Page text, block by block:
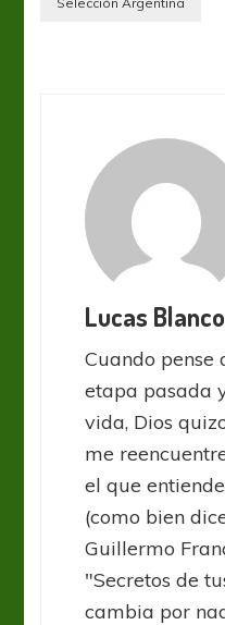
Lucas Blanco
Cuando pense
etapa pasada
vida, Dios
me
el que
(como bien
Guillermo
"Secretos de
cambia por